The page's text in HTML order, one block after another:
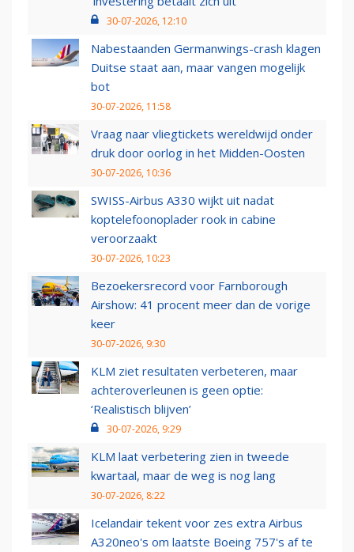
30-07-2026, 12:10
Nabestaanden Germanwings-crash klagen
Duitse staat aan, maar vangen mogelijk
bot
30-07-2026, 11:58
Vraag naar vliegtickets wereldwijd onder
druk door oorlog in het Midden-Oosten
30-07-2026, 10:36
SWISS-Airbus A330 wijkt uit nadat
koptelefoonoplader rook in cabine
veroorzaakt
30-07-2026, 10:23
Bezoekersrecord voor Farnborough
Airshow: 41 procent meer dan de vorige
keer
30-07-2026, 9:30
KLM ziet resultaten verbeteren, maar
achteroverleunen is geen optie:
‘Realistisch blijven’
30-07-2026, 9:29
KLM laat verbetering zien in tweede
kwartaal, maar de weg is nog lang
30-07-2026, 8:22
Icelandair tekent voor zes extra Airbus
A320neo's om laatste Boeing 757's af te